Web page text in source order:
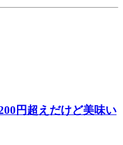
円超えだけど美味い